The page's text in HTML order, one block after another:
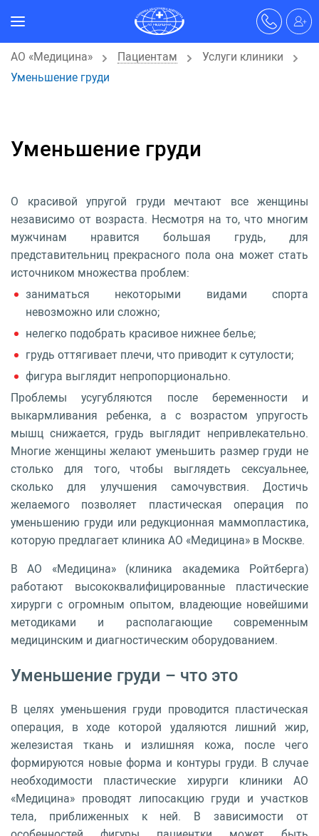
АО «Медицина» Пациентам
Услуги клиники
Уменьшение груди
Уменьшение груди
О красивой упругой груди мечтают все женщины
независимо от возраста. Несмотря на то, что многим
мужчинам нравится большая грудь, для
представительниц прекрасного пола она может стать
источником множества проблем:
заниматься некоторыми видами спорта
невозможно или сложно;
нелегко подобрать красивое нижнее белье;
грудь оттягивает плечи, что приводит к сутулости;
фигура выглядит непропорционально.
Проблемы усугубляются после беременности и
выкармливания ребенка, а с возрастом упругость
мышц снижается, грудь выглядит непривлекательно.
Многие женщины желают уменьшить размер груди не
столько для того, чтобы выглядеть сексуальнее,
сколько для улучшения самочувствия. Достичь
желаемого позволяет пластическая операция по
уменьшению груди или редукционная маммопластика,
которую предлагает клиника АО «Медицина» в Москве.
В АО «Медицина» (клиника академика Ройтберга)
работают высококвалифицированные пластические
хирурги с огромным опытом, владеющие новейшими
методиками и располагающие современным
медицинским и диагностическим оборудованием.
Уменьшение груди – что это
В целях уменьшения груди проводится пластическая
операция, в ходе которой удаляются лишний жир,
железистая ткань и излишняя кожа, после чего
формируются новые форма и контуры груди. В случае
необходимости пластические хирурги клиники АО
«Медицина» проводят липосакцию груди и участков
тела, приближенных к ней. В зависимости от